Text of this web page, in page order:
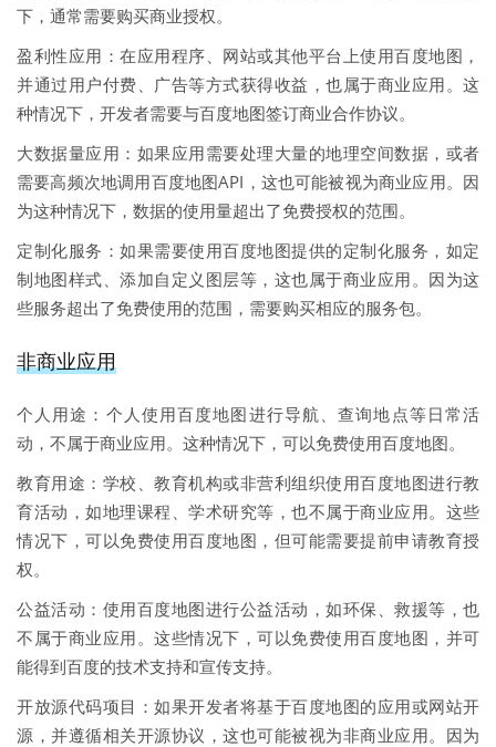
下，通常需要购买商业授权。
盈利性应用：在应用程序、网站或其他平台上使用百度地图，
并通过用户付费、广告等方式获得收益，也属于商业应用。这
种情况下，开发者需要与百度地图签订商业合作协议。
大数据量应用：如果应用需要处理大量的地理空间数据，或者
需要高频次地调用百度地图API，这也可能被视为商业应用。因
为这种情况下，数据的使用量超出了免费授权的范围。
定制化服务：如果需要使用百度地图提供的定制化服务，如定
制地图样式、添加自定义图层等，这也属于商业应用。因为这
些服务超出了免费使用的范围，需要购买相应的服务包。
非商业应用
个人用途：个人使用百度地图进行导航、查询地点等日常活
动，不属于商业应用。这种情况下，可以免费使用百度地图。
教育用途：学校、教育机构或非营利组织使用百度地图进行教
育活动，如地理课程、学术研究等，也不属于商业应用。这些
情况下，可以免费使用百度地图，但可能需要提前申请教育授
权。
公益活动：使用百度地图进行公益活动，如环保、救援等，也
不属于商业应用。这些情况下，可以免费使用百度地图，并可
能得到百度的技术支持和宣传支持。
开放源代码项目：如果开发者将基于百度地图的应用或网站开
源，并遵循相关开源协议，这也可能被视为非商业应用。因为